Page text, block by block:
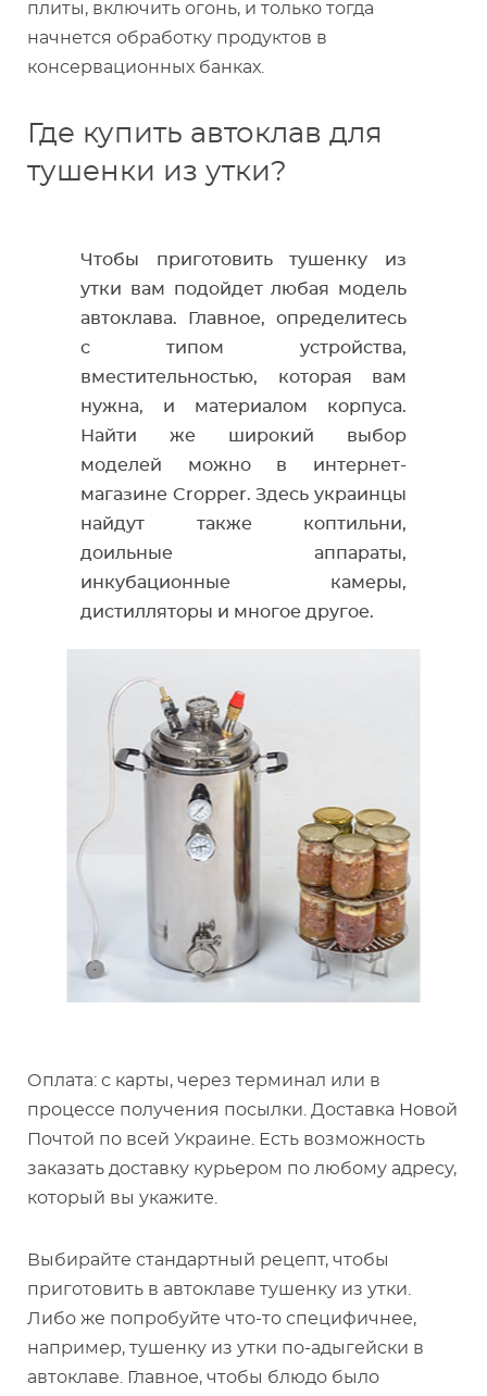
плиты, включить огонь, и только тогда
начнется обработку продуктов в
консервационных банках.
Где купить автоклав для
тушенки из утки?
Чтобы приготовить тушенку из
утки вам подойдет любая модель
автоклава. Главное, определитесь
с типом устройства,
вместительностью, которая вам
нужна, и материалом корпуса.
Найти же широкий выбор
моделей можно в интернет-
магазине Cropper. Здесь украинцы
найдут также коптильни,
доильные аппараты,
инкубационные камеры,
дистилляторы и многое другое.
Оплата: с карты, через терминал или в
процессе получения посылки. Доставка Новой
Почтой по всей Украине. Есть возможность
заказать доставку курьером по любому адресу,
который вы укажите.
Выбирайте стандартный рецепт, чтобы
приготовить в автоклаве тушенку из утки.
Либо же попробуйте что-то специфичнее,
например, тушенку из утки по-адыгейски в
автоклаве. Главное, чтобы блюдо было